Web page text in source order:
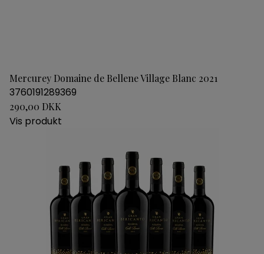
Mercurey Domaine de Bellene Village Blanc 2021
3760191289369
290,00 DKK
Vis produkt